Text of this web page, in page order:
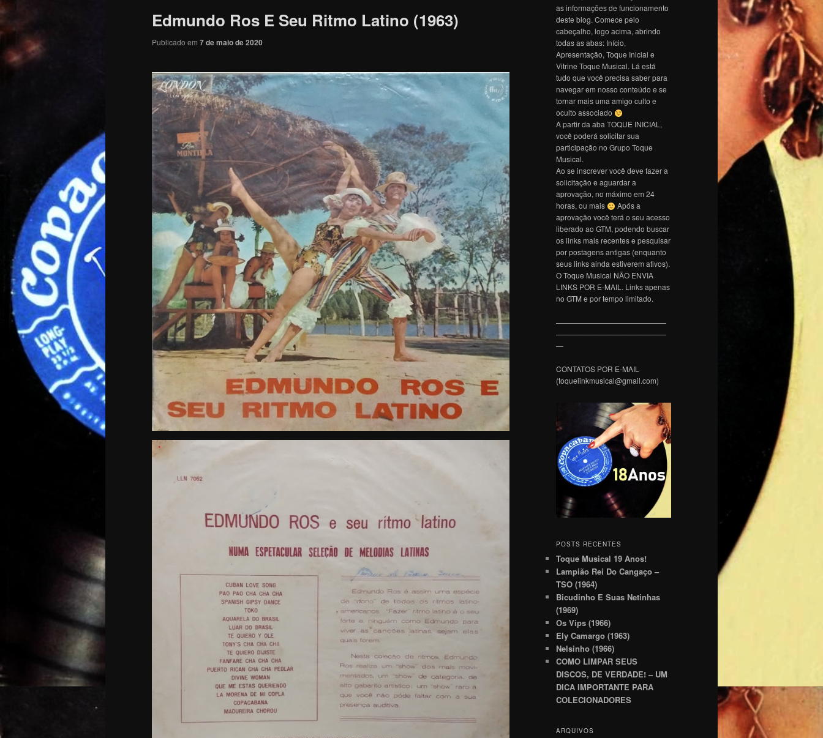
Edmundo Ros E Seu Ritmo Latino (1963)
Publicado em 7 de maio de 2020
as informações de funcionamento
deste blog. Comece pelo
cabeçalho, logo acima, abrindo
todas as abas: Início,
Apresentação, Toque Inicial e
Vitrine Toque Musical. Lá está
tudo que você precisa saber para
navegar em nosso conteúdo e se
tornar mais uma amigo culto e
oculto associado
A partir da aba TOQUE INICIAL,
você poderá solicitar sua
participação no Grupo Toque
Musical.
Ao se inscrever você deve fazer a
solicitação e aguardar a
aprovação, no máximo em 24
horas, ou mais
Após a
aprovação você terá o seu acesso
liberado ao GTM, podendo buscar
os links mais recentes e pesquisar
por postagens antigas (enquanto
seus links ainda estiverem ativos).
O Toque Musical NÃO ENVIA
LINKS POR E-MAIL. Links apenas
no GTM e por tempo limitado.
———————————————
———————————————
—
CONTATOS POR E-MAIL
(toquelinkmusical@gmail.com)
POSTS RECENTES
Toque Musical 19 Anos!
Lampião Rei Do Cangaço –
TSO (1964)
Bicudinho E Suas Netinhas
(1969)
Os Vips (1966)
Ely Camargo (1963)
Nelsinho (1966)
COMO LIMPAR SEUS
DISCOS, DE VERDADE! – UM
DICA IMPORTANTE PARA
COLECIONADORES
ARQUIVOS